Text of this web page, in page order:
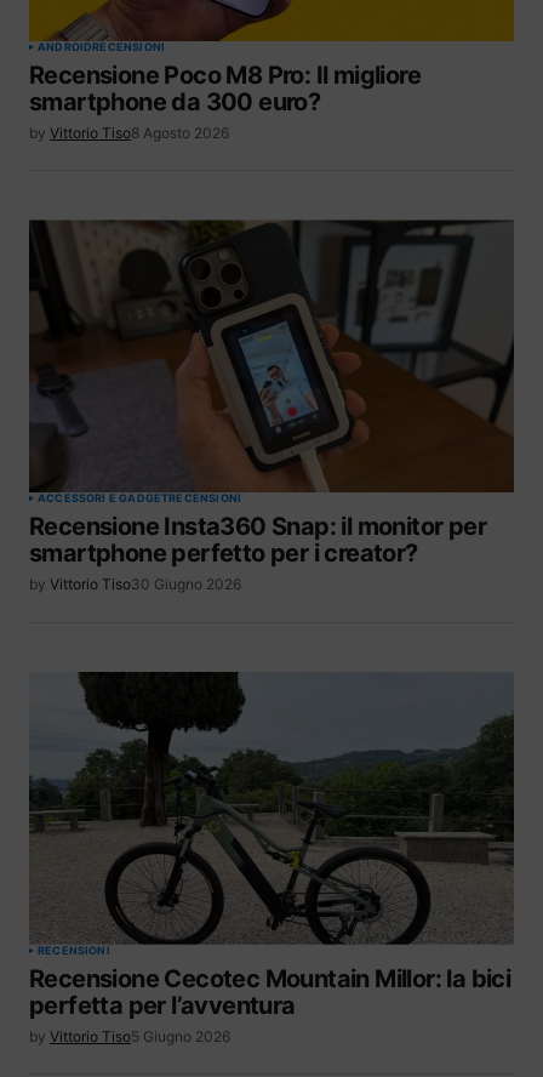
ANDROIDRECENSIONI
Recensione Poco M8 Pro: Il migliore
smartphone da 300 euro?
by Vittorio Tiso8 Agosto 2026
ACCESSORI E GADGETRECENSIONI
Recensione Insta360 Snap: il monitor per
smartphone perfetto per i creator?
by Vittorio Tiso30 Giugno 2026
RECENSIONI
Recensione Cecotec Mountain Millor: la bici
perfetta per l’avventura
by Vittorio Tiso5 Giugno 2026